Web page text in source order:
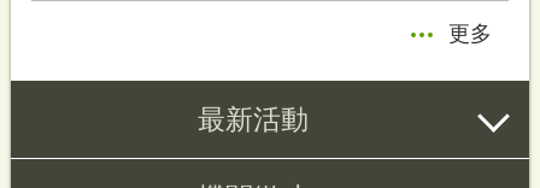
更多
最新活動